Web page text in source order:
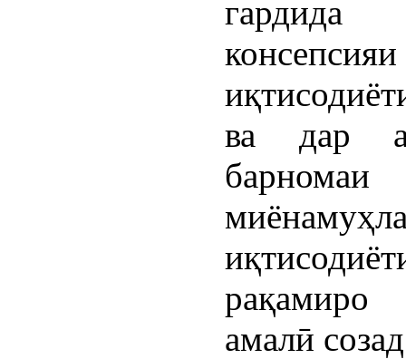
консепсияи
ва дар
барномаи
рақамиро
амалӣ